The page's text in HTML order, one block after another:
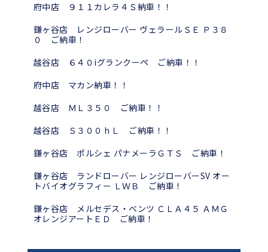
府中店 ９１１カレラ４Ｓ納車！！
鎌ヶ谷店 レンジローバー ヴェラールＳＥ Ｐ３８
０ ご納車！
越谷店 ６４０iグランクーペ ご納車！！
府中店 マカン納車！！
越谷店 ＭＬ３５０ ご納車！！
越谷店 Ｓ３００ｈＬ ご納車！！
鎌ヶ谷店 ポルシェ パナメーラＧＴＳ ご納車！
鎌ヶ谷店 ランドローバー レンジローバーSV オー
トバイオグラフィー ＬＷＢ ご納車！
鎌ヶ谷店 メルセデス・ベンツ ＣＬＡ４５ ＡＭＧ
オレンジアートＥＤ ご納車！